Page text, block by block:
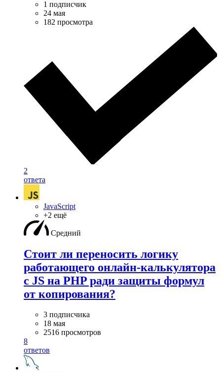
1 подписчик
24 мая
182 просмотра
2
ответа
JavaScript
+2 ещё
Средний
Стоит ли переносить логику
работающего онлайн-калькулятора
с JS на PHP ради защиты формул
от копирования?
3 подписчика
18 мая
2516 просмотров
8
ответов